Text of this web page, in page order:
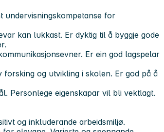
undervisningskompetanse for
kan lukkast. Er dyktig til å byggje gode
Er ein god lagspelar
og utvikling i skolen. Er god på å
Personlege eigenskapar vil bli vektlagt.
og inkluderande arbeidsmiljø.